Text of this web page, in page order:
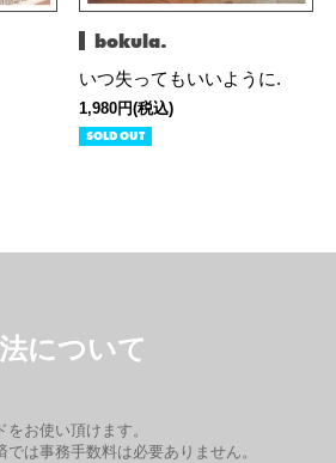
bokula.
いつ失ってもいいように.
1,980円(税込)
SOLD OUT
について
お使い頂けます。
は事務手数料は必要ありません。